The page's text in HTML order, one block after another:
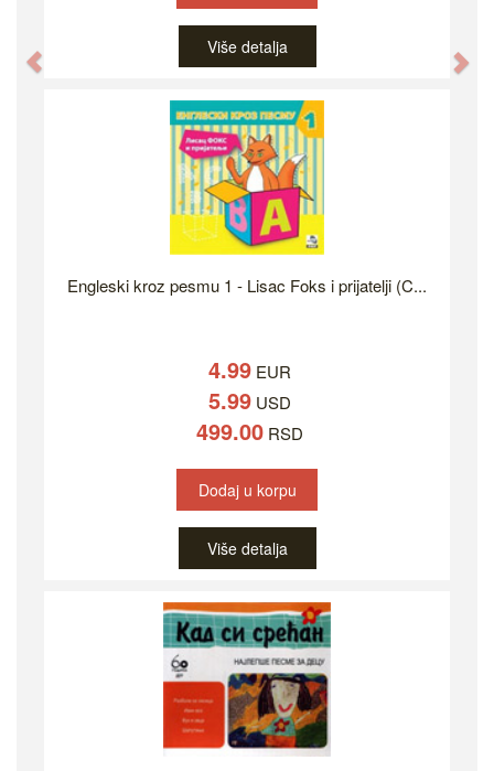
Više detalja
Engleski kroz pesmu 1 - Lisac Foks i prijatelji (C...
4.99 EUR
5.99 USD
499.00 RSD
Dodaj u korpu
Više detalja